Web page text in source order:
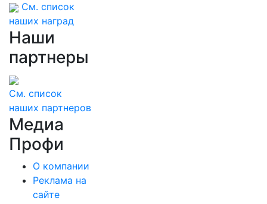
См. список
наших наград
Наши
партнеры
См. список
наших партнеров
Медиа
Профи
О компании
Реклама на
сайте